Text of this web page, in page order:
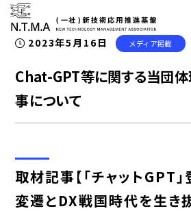
2023年5月16日 メディア掲載
Chat-GPT等に関する当団
事について
取材記事【「チャットGPT
変遷とDX戦国時代を生き